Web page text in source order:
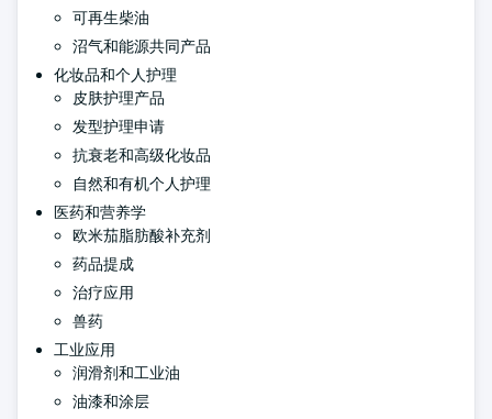
可再生柴油
沼气和能源共同产品
化妆品和个人护理
皮肤护理产品
发型护理申请
抗衰老和高级化妆品
自然和有机个人护理
医药和营养学
欧米茄脂肪酸补充剂
药品提成
治疗应用
兽药
工业应用
润滑剂和工业油
油漆和涂层